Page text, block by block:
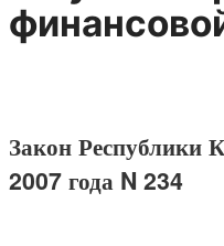
Закон Республики
2007 года N 234